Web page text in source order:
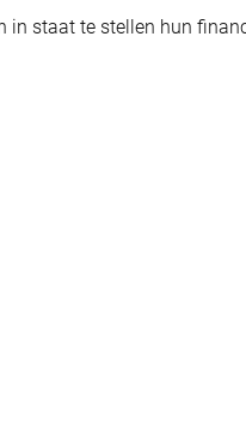
in staat te stellen hun